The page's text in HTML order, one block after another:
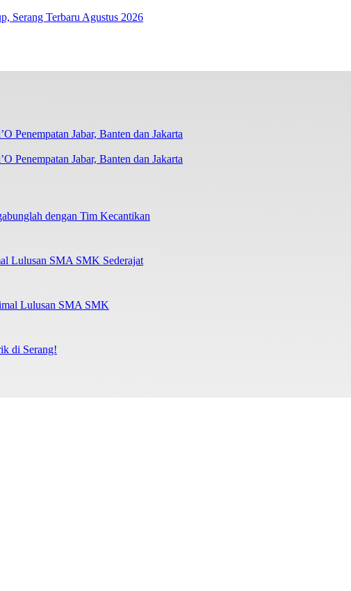
Serang Terbaru Agustus 2026
Penempatan Jabar, Banten dan Jakarta
dengan Tim Kecantikan
Lulusan SMA SMK Sederajat
Lulusan SMA SMK
di Serang!